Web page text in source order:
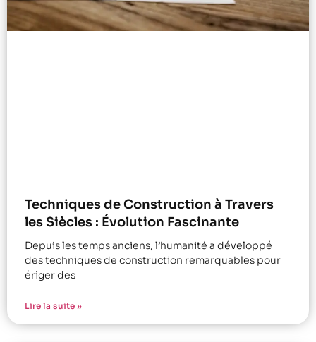
Techniques de Construction à Travers
les Siècles : Évolution Fascinante
Depuis les temps anciens, l’humanité a développé
des techniques de construction remarquables pour
ériger des
Lire la suite »